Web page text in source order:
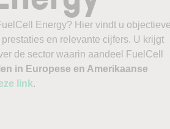
Energy? Hier vindt u objectieve
en relevante cijfers. U krijgt
de sector waarin aandeel FuelCell
in Europese en Amerikaanse
link.